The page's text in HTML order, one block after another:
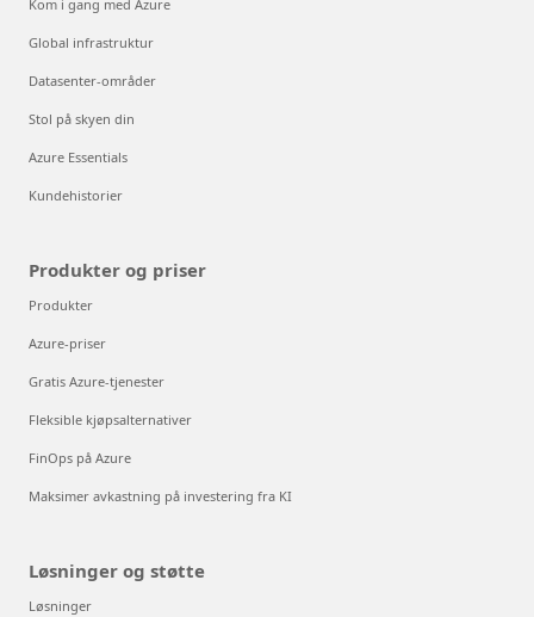
Kom i gang med Azure
Global infrastruktur
Datasenter-områder
Stol på skyen din
Azure Essentials
Kundehistorier
Produkter og priser
Produkter
Azure-priser
Gratis Azure-tjenester
Fleksible kjøpsalternativer
FinOps på Azure
Maksimer avkastning på investering fra KI
Løsninger og støtte
Løsninger